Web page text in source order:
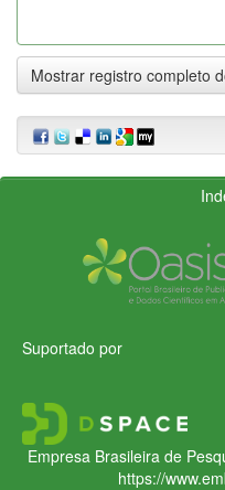
Mostrar registro completo
Suportado por
Empresa Brasileira de
https://